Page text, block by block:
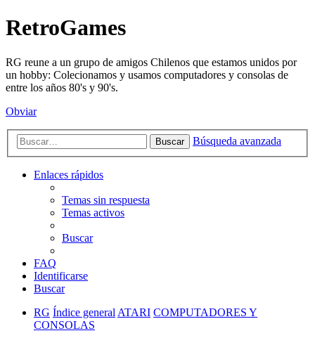
RetroGames
RG reune a un grupo de amigos Chilenos que estamos unidos por
un hobby: Colecionamos y usamos computadores y consolas de
entre los años 80's y 90's.
Obviar
Buscar Búsqueda avanzada
Enlaces rápidos
Temas sin respuesta
Temas activos
Buscar
FAQ
Identificarse
Buscar
RG Índice generalATARI COMPUTADORES Y
CONSOLAS